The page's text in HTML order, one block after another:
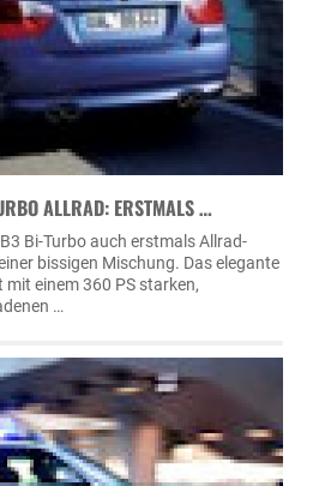
ALLRAD: ERSTMALS …
Bi-Turbo auch erstmals Allrad-
bissigen Mischung. Das elegante
einem 360 PS starken,
…